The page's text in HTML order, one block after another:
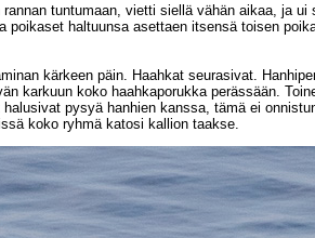
tuntumaan, vietti siellä vähän aikaa, ja
haltuunsa asettaen itsensä toisen
kärkeen päin. Haahkat seurasivat.
karkuun koko haahkaporukka perässään.
pysyä hanhien kanssa, tämä ei
koko ryhmä katosi kallion taakse.